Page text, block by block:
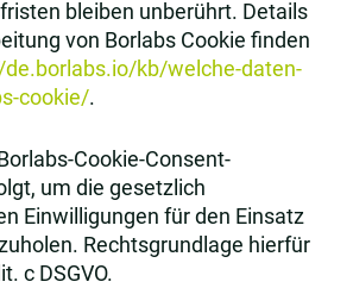
bleiben unberührt. Details
von Borlabs Cookie finden
de.borlabs.io/kb/welche-daten-
cookie/.
Cookie-Consent-
um die gesetzlich
Einwilligungen für den Einsatz
Rechtsgrundlage hierfür
c DSGVO.